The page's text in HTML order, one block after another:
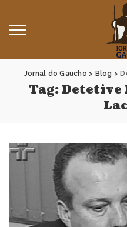
Jornal do Gaucho > Blog >
Tag: